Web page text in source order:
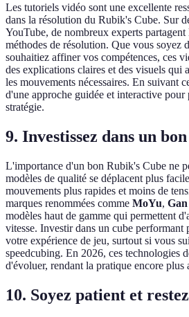
Les tutoriels vidéo sont une excellente
dans la résolution du Rubik's Cube. Sur
YouTube, de nombreux experts partagent
méthodes de résolution. Que vous soyez
souhaitiez affiner vos compétences, ces
des explications claires et des visuels qui
les mouvements nécessaires. En suivant
d'une approche guidée et interactive
stratégie.
9. Investissez dans un
L'importance d'un bon Rubik's Cube ne
modèles de qualité se déplacent plus
mouvements plus rapides et moins de
marques renommées comme MoYu, Gan
modèles haut de gamme qui permettent
vitesse. Investir dans un cube performant
votre expérience de jeu, surtout si vous
speedcubing. En 2026, ces technologies
d'évoluer, rendant la pratique encore plus
10. Soyez patient et